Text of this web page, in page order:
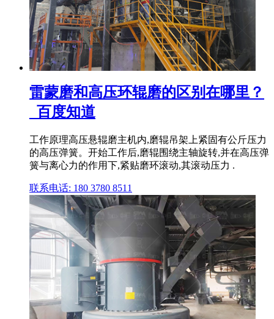
雷蒙磨和高压环辊磨的区别在哪里？
_百度知道
工作原理高压悬辊磨主机内,磨辊吊架上紧固有公斤压力
的高压弹簧。开始工作后,磨辊围绕主轴旋转,并在高压弹
簧与离心力的作用下,紧贴磨环滚动,其滚动压力 .
联系电话: 180 3780 8511